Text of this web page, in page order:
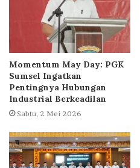
Momentum May Day: PGK
Sumsel Ingatkan
Pentingnya Hubungan
Industrial Berkeadilan
Sabtu, 2 Mei 2026